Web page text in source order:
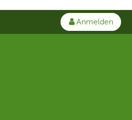
Anmelden